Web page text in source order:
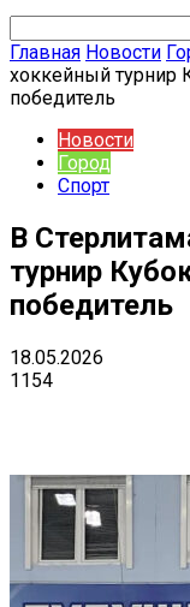
Главная Новости
хоккейный турнир
победитель
Новости
Город
Спорт
В
турнир
победитель
18.05.2026
1154